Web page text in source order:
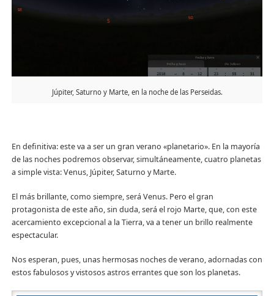
Júpiter, Saturno y Marte, en la noche de las Perseidas.
En definitiva: este va a ser un gran verano «planetario». En la mayoría
de las noches podremos observar, simultáneamente, cuatro planetas
a simple vista: Venus, Júpiter, Saturno y Marte.
El más brillante, como siempre, será Venus. Pero el gran
protagonista de este año, sin duda, será el rojo Marte, que, con este
acercamiento excepcional a la Tierra, va a tener un brillo realmente
espectacular.
Nos esperan, pues, unas hermosas noches de verano, adornadas con
estos fabulosos y vistosos astros errantes que son los planetas.